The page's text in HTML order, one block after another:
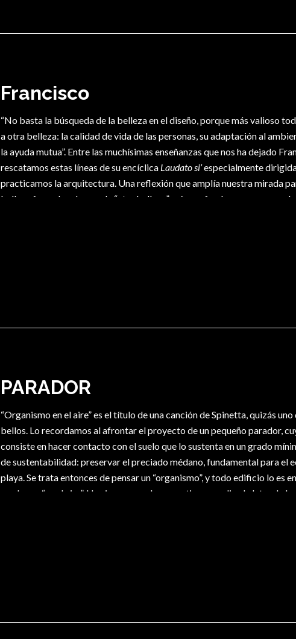
Francisco
“No basta la búsqueda de la belleza en el diseño, porque más valioso
a otra belleza: la calidad de vida de las personas, su adaptación al
la ayuda mutua”. Entre las muchísimas enseñanzas que nos ha dejado
rescatamos estas líneas de su encíclica Laudato si’especialmente
practicamos la arquitectura. Una reflexión que amplía nuestra mirada
belleza formal, en busca de “otra belleza” más profunda, que comprenda
PARADOR
“Organismo en el aire” es el título de una canción de Spinetta, quizás uno
bellos. Lo recordamos al afrontar el proyecto de un pequeño parador,
consiste en hacer contacto con el suelo que lo sustenta en un grado
de sustentabilidad: preservar el preciado médano, fundamental para el
playa. Se trata entonces de pensar un “organismo”, y todo edificio lo es
moderno, “en el aire”. Un aire que nos hace sentir, como dice la letra de la